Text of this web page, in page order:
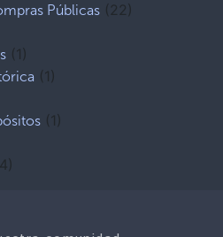
Públicas (22)
(1)
(1)
(1)